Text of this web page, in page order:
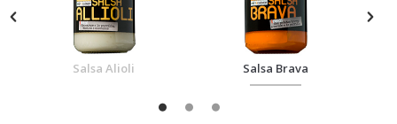
Salsa Alioli Salsa Brava